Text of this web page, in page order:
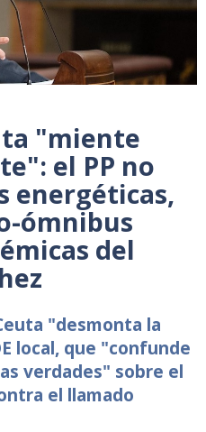
"miente
el PP no
energéticas,
ómnibus
del
"desmonta la
local, que "confunde
verdades" sobre el
el llamado